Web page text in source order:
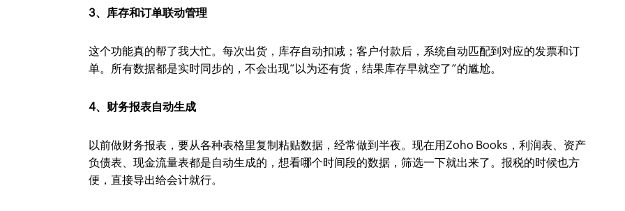
3、库存和订单联动管理
这个功能真的帮了我大忙。每次出货，库存自动扣减；客户付款后，系统自动匹配到对应的发票和订
单。所有数据都是实时同步的，不会出现“以为还有货，结果库存早就空了”的尴尬。
4、财务报表自动生成
以前做财务报表，要从各种表格里复制粘贴数据，经常做到半夜。现在用Zoho Books，利润表、资产
负债表、现金流量表都是自动生成的，想看哪个时间段的数据，筛选一下就出来了。报税的时候也方
便，直接导出给会计就行。